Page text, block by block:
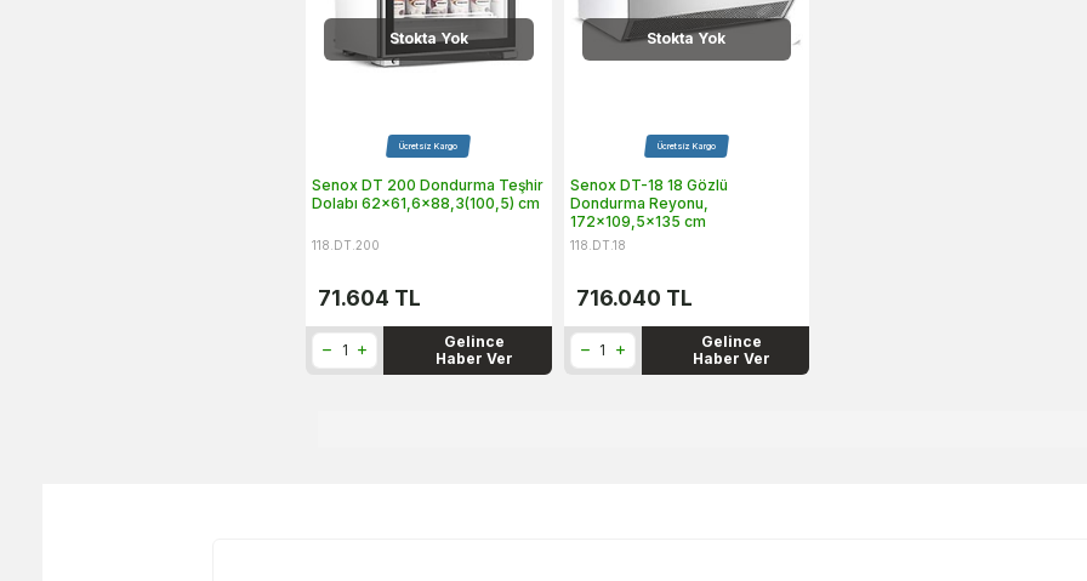
Stokta Yok
Ücretsiz Kargo
Senox DT 200 Dondurma Teşhir
Dolabı 62x61,6x88,3(100,5) cm
118.DT.200
71.604 TL
Gelince
Haber Ver
Stokta Yok
Ücretsiz Kargo
Senox DT-18 18 Gözlü
Dondurma Reyonu,
172x109,5x135 cm
118.DT.18
716.040 TL
Gelince
Haber Ver